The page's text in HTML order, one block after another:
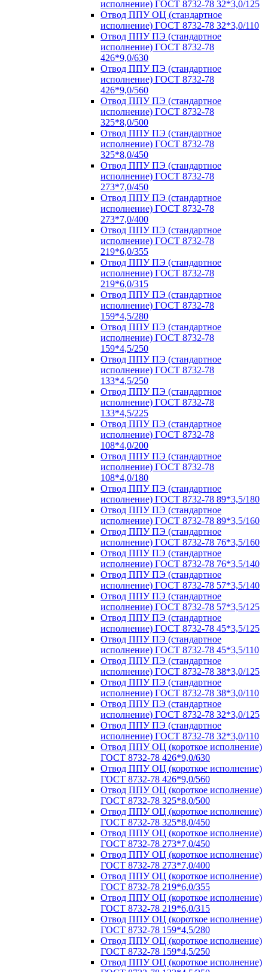
исполнение) ГОСТ 8732-78 32*3,0/125
Отвод ППУ ОЦ (стандартное
исполнение) ГОСТ 8732-78 32*3,0/110
Отвод ППУ ПЭ (стандартное
исполнение) ГОСТ 8732-78
426*9,0/630
Отвод ППУ ПЭ (стандартное
исполнение) ГОСТ 8732-78
426*9,0/560
Отвод ППУ ПЭ (стандартное
исполнение) ГОСТ 8732-78
325*8,0/500
Отвод ППУ ПЭ (стандартное
исполнение) ГОСТ 8732-78
325*8,0/450
Отвод ППУ ПЭ (стандартное
исполнение) ГОСТ 8732-78
273*7,0/450
Отвод ППУ ПЭ (стандартное
исполнение) ГОСТ 8732-78
273*7,0/400
Отвод ППУ ПЭ (стандартное
исполнение) ГОСТ 8732-78
219*6,0/355
Отвод ППУ ПЭ (стандартное
исполнение) ГОСТ 8732-78
219*6,0/315
Отвод ППУ ПЭ (стандартное
исполнение) ГОСТ 8732-78
159*4,5/280
Отвод ППУ ПЭ (стандартное
исполнение) ГОСТ 8732-78
159*4,5/250
Отвод ППУ ПЭ (стандартное
исполнение) ГОСТ 8732-78
133*4,5/250
Отвод ППУ ПЭ (стандартное
исполнение) ГОСТ 8732-78
133*4,5/225
Отвод ППУ ПЭ (стандартное
исполнение) ГОСТ 8732-78
108*4,0/200
Отвод ППУ ПЭ (стандартное
исполнение) ГОСТ 8732-78
108*4,0/180
Отвод ППУ ПЭ (стандартное
исполнение) ГОСТ 8732-78 89*3,5/180
Отвод ППУ ПЭ (стандартное
исполнение) ГОСТ 8732-78 89*3,5/160
Отвод ППУ ПЭ (стандартное
исполнение) ГОСТ 8732-78 76*3,5/160
Отвод ППУ ПЭ (стандартное
исполнение) ГОСТ 8732-78 76*3,5/140
Отвод ППУ ПЭ (стандартное
исполнение) ГОСТ 8732-78 57*3,5/140
Отвод ППУ ПЭ (стандартное
исполнение) ГОСТ 8732-78 57*3,5/125
Отвод ППУ ПЭ (стандартное
исполнение) ГОСТ 8732-78 45*3,5/125
Отвод ППУ ПЭ (стандартное
исполнение) ГОСТ 8732-78 45*3,5/110
Отвод ППУ ПЭ (стандартное
исполнение) ГОСТ 8732-78 38*3,0/125
Отвод ППУ ПЭ (стандартное
исполнение) ГОСТ 8732-78 38*3,0/110
Отвод ППУ ПЭ (стандартное
исполнение) ГОСТ 8732-78 32*3,0/125
Отвод ППУ ПЭ (стандартное
исполнение) ГОСТ 8732-78 32*3,0/110
Отвод ППУ ОЦ (короткое исполнение)
ГОСТ 8732-78 426*9,0/630
Отвод ППУ ОЦ (короткое исполнение)
ГОСТ 8732-78 426*9,0/560
Отвод ППУ ОЦ (короткое исполнение)
ГОСТ 8732-78 325*8,0/500
Отвод ППУ ОЦ (короткое исполнение)
ГОСТ 8732-78 325*8,0/450
Отвод ППУ ОЦ (короткое исполнение)
ГОСТ 8732-78 273*7,0/450
Отвод ППУ ОЦ (короткое исполнение)
ГОСТ 8732-78 273*7,0/400
Отвод ППУ ОЦ (короткое исполнение)
ГОСТ 8732-78 219*6,0/355
Отвод ППУ ОЦ (короткое исполнение)
ГОСТ 8732-78 219*6,0/315
Отвод ППУ ОЦ (короткое исполнение)
ГОСТ 8732-78 159*4,5/280
Отвод ППУ ОЦ (короткое исполнение)
ГОСТ 8732-78 159*4,5/250
Отвод ППУ ОЦ (короткое исполнение)